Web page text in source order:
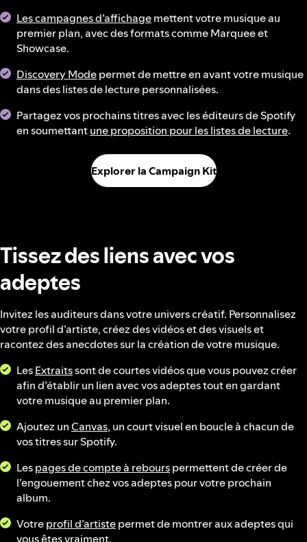
Les campagnes d’affichagemettent votre musique au
premier plan, avec des formats comme Marquee et
Showcase.
Discovery Modepermet de mettre en avant votre musique
dans des listes de lecture personnalisées.
Partagez vos prochains titres avec les éditeurs de Spotify
en soumettantune proposition pour les listes de lecture.
Explorer la Campaign Kit
Tissez des liens avec vos
adeptes
Invitez les auditeurs dans votre univers créatif. Personnalisez
votre profil d’artiste, créez des vidéos et des visuels et
racontez des anecdotes sur la création de votre musique.
LesExtraitssont de courtes vidéos que vous pouvez créer
afin d’établir un lien avec vos adeptes tout en gardant
votre musique au premier plan.
Ajoutez unCanvas, un court visuel en boucle à chacun de
vos titres sur Spotify.
Lespages de compte à rebourspermettent de créer de
l’engouement chez vos adeptes pour votre prochain
album.
Votreprofil d’artistepermet de montrer aux adeptes qui
vous êtes vraiment.